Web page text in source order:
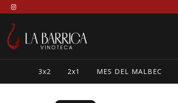
3x2 2x1 MES DEL MALBEC